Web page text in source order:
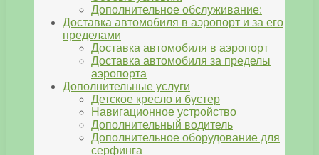
Дополнительное обслуживание:
Доставка автомобиля в аэропорт и за его
пределами
Доставка автомобиля в аэропорт
Доставка автомобиля за пределы
аэропорта
Дополнительные услуги
Детское кресло и бустер
Навигационное устройство
Дополнительный водитель
Дополнительное оборудование для
серфинга